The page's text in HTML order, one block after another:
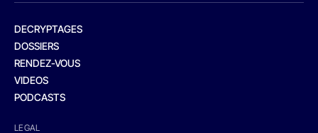
DECRYPTAGES
DOSSIERS
RENDEZ-VOUS
VIDEOS
PODCASTS
LEGAL